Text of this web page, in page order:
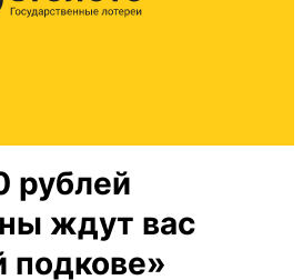
рублей
ждут вас
подкове»